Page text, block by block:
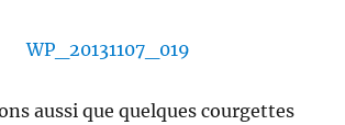
aussi que quelques courgettes